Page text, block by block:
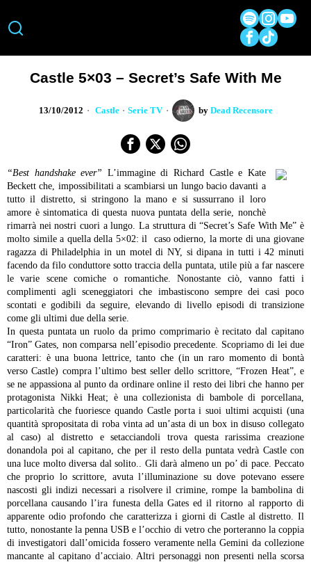
Castle 5×03 – Secret’s Safe With Me
13/10/2012 Castle · Serie TV by Dead Recensore
“Best handshake ever” L’immagine di Richard Castle e Kate
Beckett che, impossibilitati a scambiarsi un lungo bacio davanti a
tutto il distretto, si stringono la mano e si sussurrano il loro
amore è sintomatica di questa nuova puntata della serie, nonchè
rimarrà nei nostri cuori a lungo. La struttura di “Secret’s Safe With Me” è
molto simile a quella della 5×02: il caso odierno, la morte di una giovane
ragazza di Philadelphia in un motel di NY, si dipana in tutti i 42 minuti
facendo da filo conduttore sotto traccia della puntata, utile più a far nascere
le varie scene comiche o romantiche. Nonostante ciò, vanno fatti i
complimenti agli sceneggiatori che imbastiscono sempre dei casi poco
scontati e godibili da seguire, elevando di livello episodi di transizione
come gli ultimi due della serie.
In questa puntata un ruolo da primo comprimario è recitato dal capitano
“Iron” Gates, non comparsa nell’episodio precedente. Scopriamo di lei due
caratteri: è una buona lettrice, tanto che (in un raro momento di bontà
verso Castle) compra l’ultimo best seller dello scrittore, “Frozen Heat”, e
se ne appassiona al punto da ordinare online il resto dei libri che hanno per
protagonista Nikki Heat; è una collezionista di bambole di porcellana,
particolarità che fuoriesce quando Castle porta i suoi ultimi acquisti (una
quantità spropositata di roba vinta ad un’asta di un box in disuso collegato
al caso) al distretto e setacciandoli trova questa rarissima creazione
donandola poi al capitano, che per il resto della puntata vedrà Castle con
una luce molto diversa dal solito.. Gli darà almeno un po’ di pace. Peccato
che proprio lo scrittore, avuta l’illuminazione su dove potevano essere
nascosti gli indizi necessari a risolvere il crimine, rompe la bambolina di
porcellana causando l’ira funesta della Gates ed il ritorno al rapporto di
apparente odio profondo che caratterizza i giorni di Castle al distretto. Il
tutto, nonostante la penna USB e l’occhio di vetro che porteranno la coppia
di investigatori dall’omicida fossero veramente nella Gemini da collezione
mancante al capitano d’acciaio. Altri personaggi non presenti nella scorsa